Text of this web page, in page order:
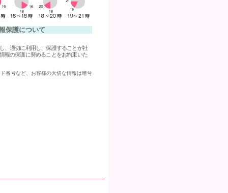
保護について
、適切に利用し、保護することが社
報の保護に努めることをお約束いた
番号など、お客様の大切な情報は暗号